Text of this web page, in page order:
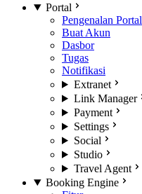
Portal
Pengenalan Portal
Buat Akun
Dasbor
Tugas
Notifikasi
Extranet
Link Manager
Payment
Settings
Social
Studio
Travel Agent
Booking Engine